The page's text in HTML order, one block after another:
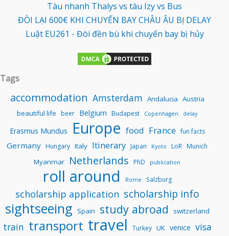
Tàu nhanh Thalys vs tàu Izy vs Bus
ĐÒI LẠI 600€ KHI CHUYẾN BAY CHÂU ÂU BỊ DELAY
Luật EU261 - Đòi đền bù khi chuyến bay bị hủy
Tags
accommodation Amsterdam Andalucia Austria
beautiful life beer Belgium Budapest Copenhagen delay
Erasmus Mundus Europe food France fun facts
Germany Hungary Italy Itinerary Japan Kyoto LoR Munich
Myanmar Netherlands PhD publication
roll around Rome Salzburg
scholarship application scholarship info
sightseeing Spain study abroad switzerland
train transport travel Turkey UK venice visa